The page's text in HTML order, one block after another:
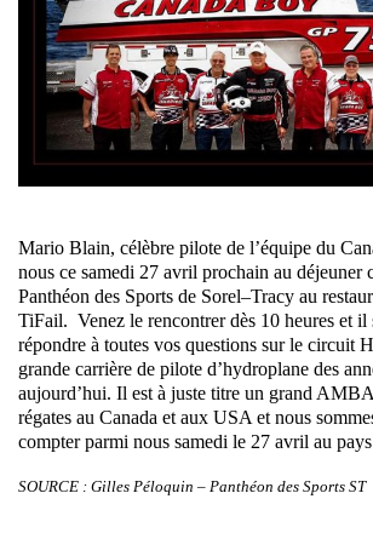
Mario Blain, célèbre pilote de l’équipe du
nous ce samedi 27 avril prochain au déjeuner
Panthéon des Sports de Sorel–Tracy au
TiFail. Venez le rencontrer dès 10 heures et il
répondre à toutes vos questions sur le circuit
grande carrière de pilote d’hydroplane des
aujourd’hui. Il est à juste titre un grand
régates au Canada et aux USA et nous
compter parmi nous samedi le 27 avril au
SOURCE : Gilles Péloquin – Panthéon des Sports ST